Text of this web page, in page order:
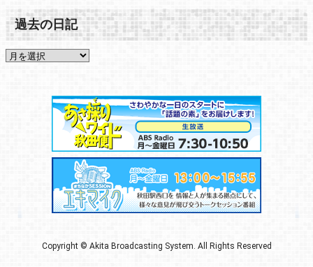
過去の日記
Copyright © Akita Broadcasting System. All Rights Reserved